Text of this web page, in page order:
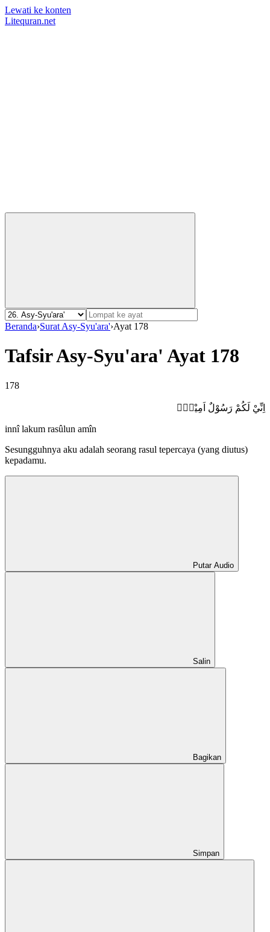
Lewati ke konten
Litequran.net
Beranda›Surat Asy-Syu'ara'›Ayat 178
Tafsir Asy-Syu'ara' Ayat 178
178
اِنِّيْ لَكُمْ رَسُوْلٌ اَمِيْنٌۙ
innî lakum rasûlun amîn
Sesungguhnya aku adalah seorang rasul tepercaya (yang diutus)
kepadamu.
Putar Audio
Salin
Bagikan
Simpan